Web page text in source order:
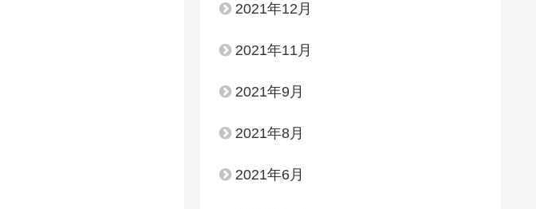
2021年12月
2021年11月
2021年9月
2021年8月
2021年6月